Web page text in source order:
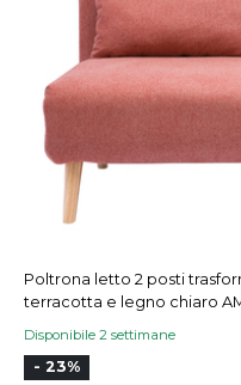
Poltrona letto 2 posti
terracotta e legno chiaro
Disponibile 2 settimane
- 23%